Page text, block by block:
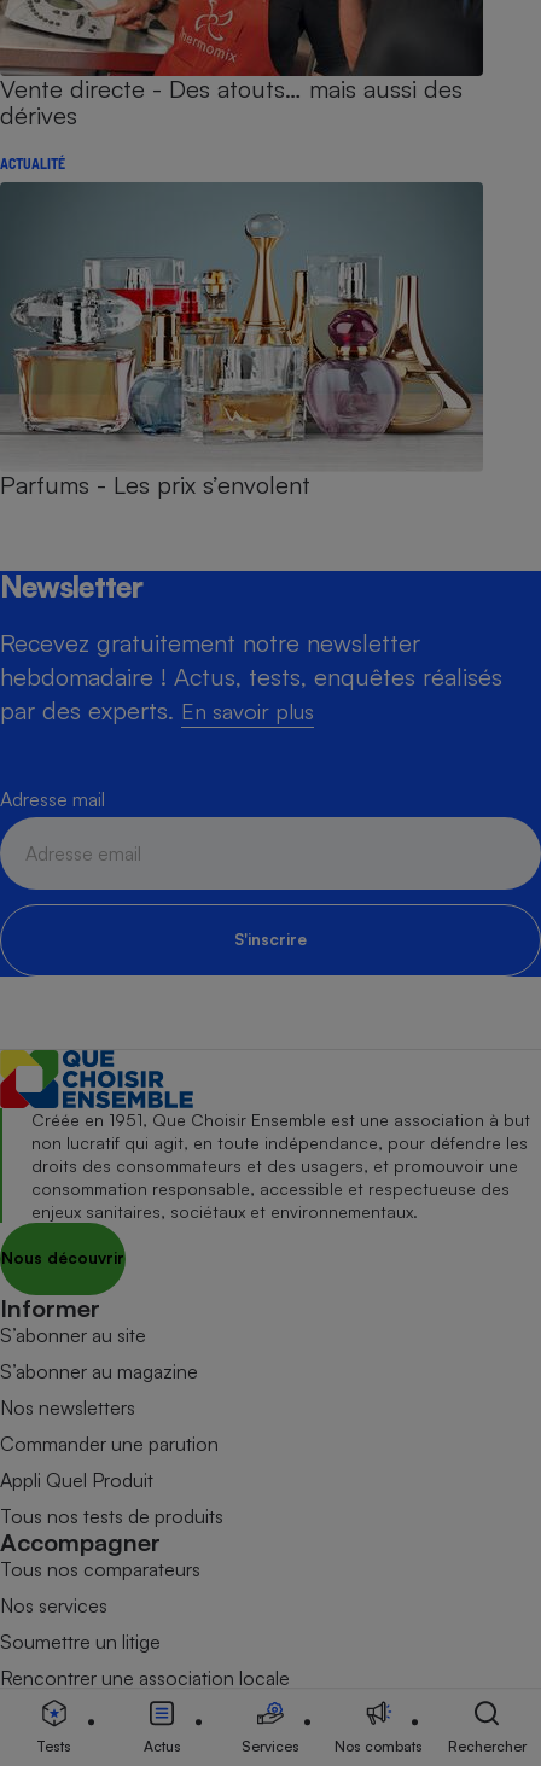
Vente directe - Des atouts… mais aussi des
dérives
ACTUALITÉ
Parfums - Les prix s’envolent
Newsletter
Recevez gratuitement notre newsletter
hebdomadaire ! Actus, tests, enquêtes réalisés
par des experts. En savoir plus
Adresse mail
S'inscrire
Créée en 1951, Que Choisir Ensemble est une association à but
non lucratif qui agit, en toute indépendance, pour défendre les
droits des consommateurs et des usagers, et promouvoir une
consommation responsable, accessible et respectueuse des
enjeux sanitaires, sociétaux et environnementaux.
Nous découvrir
Informer
S’abonner au site
S’abonner au magazine
Nos newsletters
Commander une parution
Appli Quel Produit
Tous nos tests de produits
Accompagner
Tous nos comparateurs
Nos services
Soumettre un litige
Rencontrer une association locale
Mobiliser
Combats
Tests Actus Services Nos combats Rechercher